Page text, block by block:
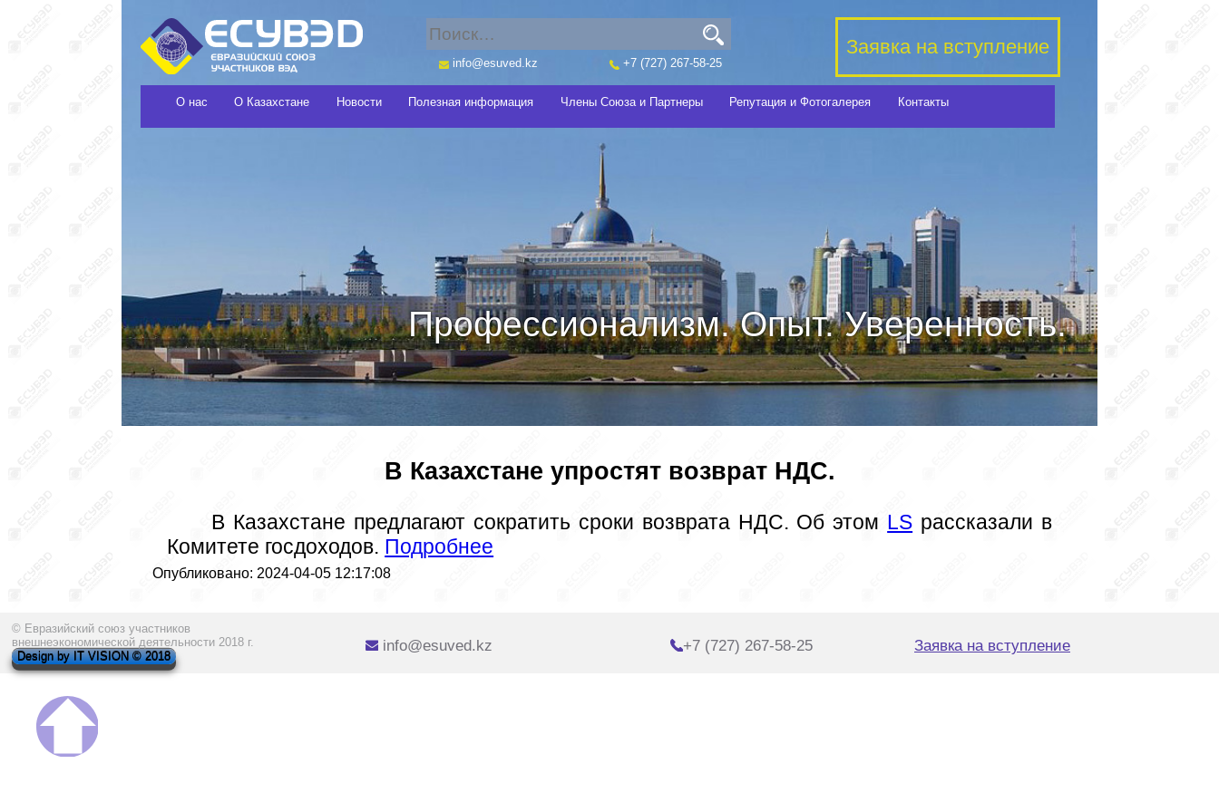
О нас О Казахстане Новости Полезная информация Члены Союза и Партнеры Репутация и Фотогалерея Контакты
+7 (727) 267-58-25
info@esuved.kz
Профессионализм. Опыт. Уверенность.
Заявка на вступление
В Казахстане упростят возврат НДС.
В Казахстане предлагают сократить сроки возврата НДС. Об этом LS рассказали в
Комитете госдоходов. Подробнее
Опубликовано: 2024-04-05 12:17:08
© Евразийский союз участников
внешнеэкономической деятельности 2018 г.
Design by IT VISION © 2018
info@esuved.kz +7 (727) 267-58-25 Заявка на вступление